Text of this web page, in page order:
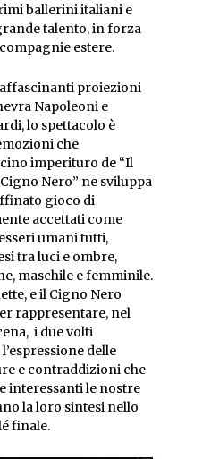
ballerini italiani e
talento, in forza
estere.
proiezioni
Napoleoni e
lo spettacolo è
che
imperituro de “Il
Nero” ne sviluppa
gioco di
accettati come
umani tutti,
tra luci e ombre,
maschile e femminile.
e il Cigno Nero
rappresentare, nel
i due volti
delle
e contraddizioni che
interessanti le nostre
la loro sintesi nello
finale.